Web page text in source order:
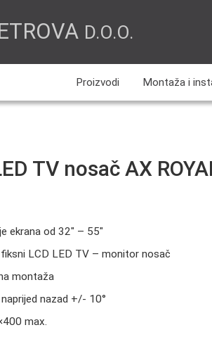
D.O.O.
Proizvodi Montaža i
TV nosač AX
ekrana od 32″ – 55″
fiksni LCD LED TV – monitor nosač
montaža
nazad +/- 10°
max.